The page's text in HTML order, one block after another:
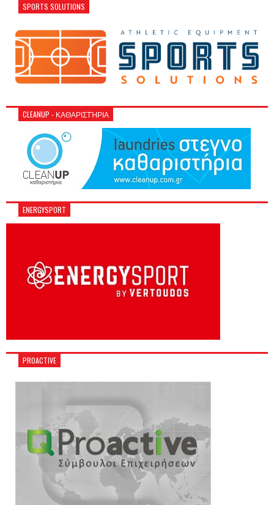
SPORTS SOLUTIONS
CLEANUP - ΚΑΘΑΡΙΣΤΉΡΙΑ
ENERGYSPORT
PROACTIVE